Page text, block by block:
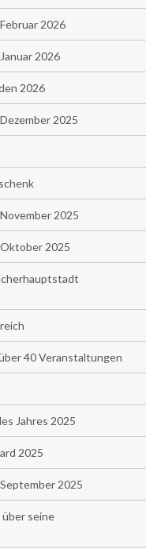
2026
2026
2026
2025
2025
2025
40 Veranstaltungen
Jahres 2025
2025
2025
seine